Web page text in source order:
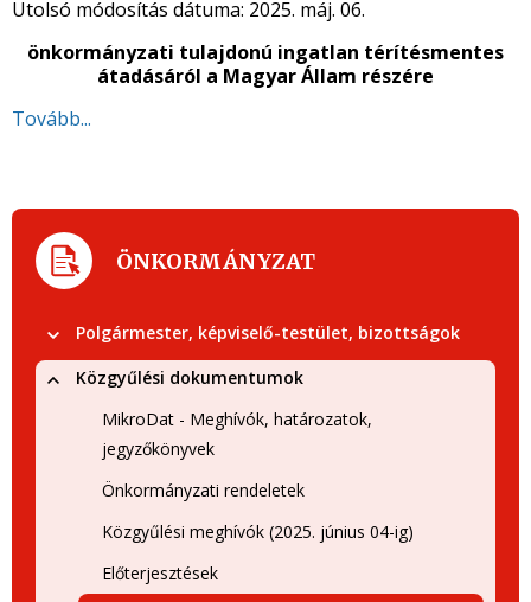
Utolsó módosítás dátuma: 2025. máj. 06.
önkormányzati tulajdonú ingatlan térítésmentes
átadásáról a Magyar Állam részére
Tovább...
ÖNKORMÁNYZAT
Polgármester, képviselő-testület, bizottságok
Közgyűlési dokumentumok
MikroDat - Meghívók, határozatok,
jegyzőkönyvek
Önkormányzati rendeletek
Közgyűlési meghívók (2025. június 04-ig)
Előterjesztések